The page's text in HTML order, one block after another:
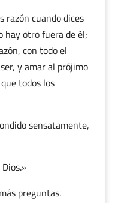
razón cuando dices
hay otro fuera de él;
con todo el
y amar al prójimo
todos los
sensatamente,
preguntas.